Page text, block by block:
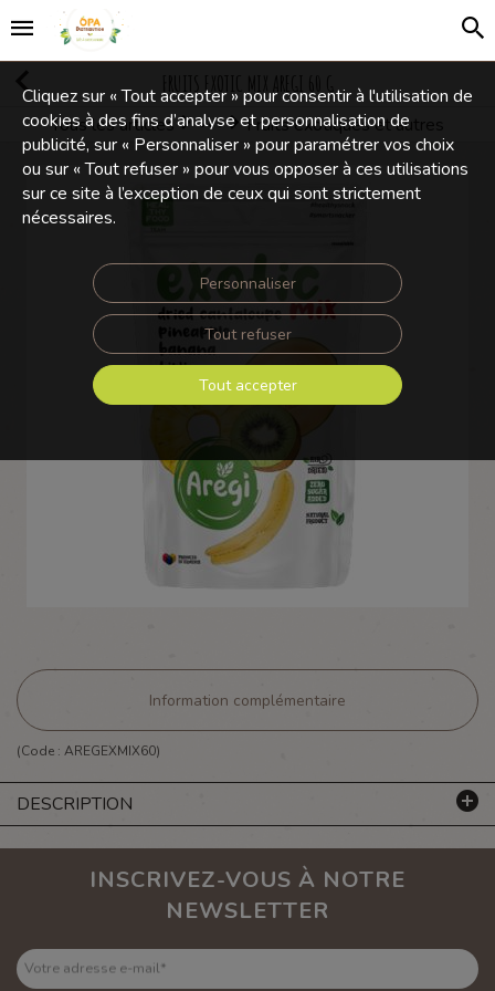
FRUITS EXOTIC MIX AREGI 60 G
Tous les articles
Fruits séchés et déshydratés
Fruits exotiques et autres
Information complémentaire
(Code : AREGEXMIX60)
DESCRIPTION
Cliquez sur « Tout accepter » pour consentir à l'utilisation de
cookies à des fins d’analyse et personnalisation de
publicité, sur « Personnaliser » pour paramétrer vos choix
ou sur « Tout refuser » pour vous opposer à ces utilisations
sur ce site à l’exception de ceux qui sont strictement
nécessaires.
Personnaliser
Tout refuser
Tout accepter
INSCRIVEZ-VOUS À NOTRE
NEWSLETTER
Votre adresse e-mail*